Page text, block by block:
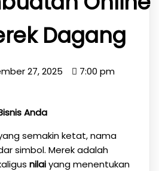
Dagang
27, 2025 7:00 pm
Anda
semakin ketat, nama
simbol. Merek adalah
nilaiyang menentukan